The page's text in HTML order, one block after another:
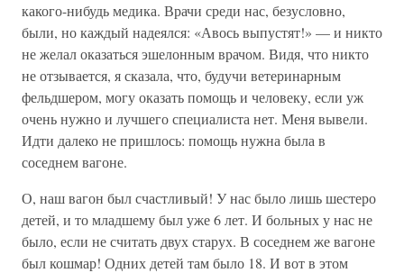
какого-нибудь медика. Врачи среди нас, безусловно,
были, но каждый надеялся: «Авось выпустят!» — и никто
не желал оказаться эшелонным врачом. Видя, что никто
не отзывается, я сказала, что, будучи ветеринарным
фельдшером, могу оказать помощь и человеку, если уж
очень нужно и лучшего специалиста нет. Меня вывели.
Идти далеко не пришлось: помощь нужна была в
соседнем вагоне.
О, наш вагон был счастливый! У нас было лишь шестеро
детей, и то младшему был уже 6 лет. И больных у нас не
было, если не считать двух старух. В соседнем же вагоне
был кошмар! Одних детей там было 18. И вот в этом